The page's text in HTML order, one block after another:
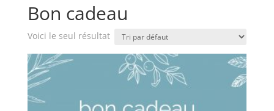
Bon cadeau
Voici le seul résultat